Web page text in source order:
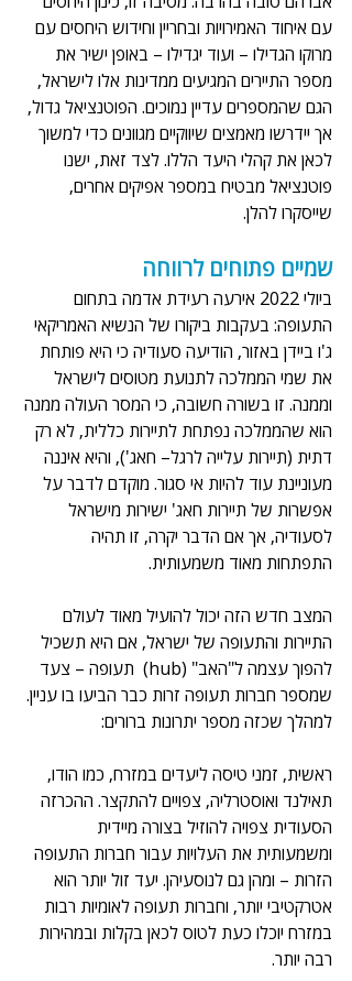
עם איחוד האמירויות ובחריין וחידוש היחסים עם
מרוקו הגדילו – ועוד יגדילו – באופן ישיר את
מספר התיירים המגיעים ממדינות אלו לישראל,
הגם שהמספרים עדיין נמוכים. הפוטנציאל גדול,
אך יידרשו מאמצים שיווקיים מגוונים כדי למשוך
לכאן את קהלי היעד הללו. לצד זאת, ישנו
פוטנציאל מבטיח במספר אפיקים אחרים,
שייסקרו להלן.
שמיים פתוחים לרווחה
ביולי 2022 אירעה רעידת אדמה בתחום
התעופה: בעקבות ביקורו של הנשיא האמריקאי
ג'ו ביידן באזור, הודיעה סעודיה כי היא פותחת
את שמי הממלכה לתנועת מטוסים לישראל
וממנה. זו בשורה חשובה, כי המסר העולה ממנה
הוא שהממלכה נפתחת לתיירות כללית, לא רק
דתית (תיירות עלייה לרגל– חאג'), והיא איננה
מעוניינת עוד להיות אי סגור. מוקדם לדבר על
אפשרות של תיירות חאג' ישירות מישראל
לסעודיה, אך אם הדבר יקרה, זו תהיה
התפתחות מאוד משמעותית.
המצב חדש הזה יכול להועיל מאוד לעולם
התיירות והתעופה של ישראל, אם היא תשכיל
להפוך עצמה ל"האב" (hub)  תעופה – צעד
שמספר חברות תעופה זרות כבר הביעו בו עניין.
למהלך שכזה מספר יתרונות ברורים:
ראשית, זמני טיסה ליעדים במזרח, כמו הודו,
תאילנד ואוסטרליה, צפויים להתקצר. ההכרזה
הסעודית צפויה להוזיל בצורה מיידית
ומשמעותית את העלויות עבור חברות התעופה
הזרות – ומהן גם לנוסעיהן. יעד זול יותר הוא
אטרקטיבי יותר, וחברות תעופה לאומיות רבות
במזרח יוכלו כעת לטוס לכאן בקלות ובמהירות
רבה יותר.